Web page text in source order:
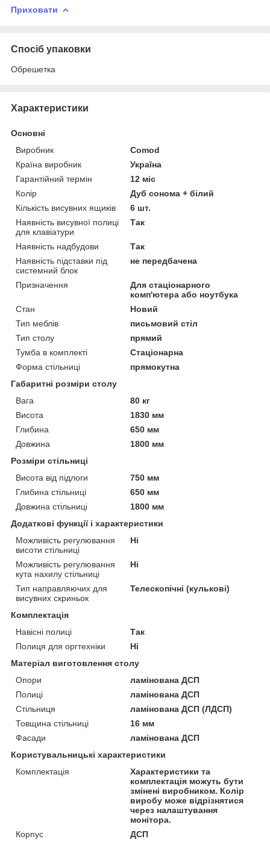
Приховати
Спосіб упаковки
Обрешетка
Характеристики
Основні
Виробник
Comod
Країна виробник
Україна
Гарантійний термін
12 міс
Колір
Дуб сонома + білий
Кількість висувних ящиків
6 шт.
Наявність висувної полиці
для клавіатури
Так
Наявність надбудови
Так
Наявність підставки під
системний блок
не передбачена
Призначення
Для стаціонарного
комп'ютера або ноутбука
Стан
Новий
Тип меблів
письмовий стіл
Тип столу
прямий
Тумба в комплекті
Стаціонарна
Форма стільниці
прямокутна
Габаритні розміри столу
Вага
80 кг
Висота
1830 мм
Глибина
650 мм
Довжина
1800 мм
Розміри стільниці
Висота від підлоги
750 мм
Глибина стільниці
650 мм
Довжина стільниці
1800 мм
Додаткові функції і характеристики
Можливість регулювання
висоти стільниці
Ні
Можливість регулювання
кута нахилу стільниці
Ні
Тип направляючих для
висувних скриньок
Телескопічні (кулькові)
Комплектація
Навісні полиці
Так
Полиця для оргтехніки
Ні
Матеріал виготовлення столу
Опори
ламінована ДСП
Полиці
ламінована ДСП
Стільниця
ламінована ДСП (ЛДСП)
Товщина стільниці
16 мм
Фасади
ламінована ДСП
Користувальницькі характеристики
Комплектація
Характеристики та
комплектація можуть бути
змінені виробником. Колір
виробу може відрізнятися
через налаштування
монітора.
Корпус
ДСП